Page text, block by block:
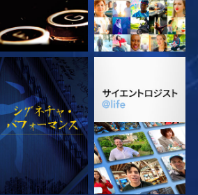
観る シリーズを探求